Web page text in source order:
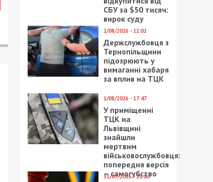
СБУ за $50 тисяч:
вирок суду
2/08/2026 - 12:02
Держслужбовця з
Тернопільщини
підозрюють у
вимаганні хабаря
за вплив на ТЦК
1/08/2026 - 17:47
У приміщенні
ТЦК на
Львівщині
знайшли
мертвим
військовослужбовця:
попередня версія
– самогубство
31/07/2026 - 20:00